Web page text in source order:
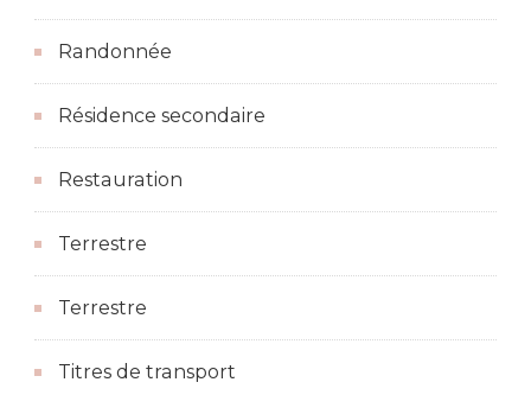
Randonnée
Résidence secondaire
Restauration
Terrestre
Terrestre
Titres de transport